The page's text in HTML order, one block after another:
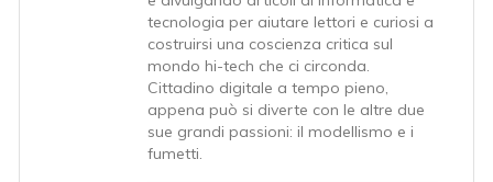
tecnologia per aiutare lettori e curiosi a
costruirsi una coscienza critica sul
mondo hi-tech che ci circonda.
Cittadino digitale a tempo pieno,
appena può si diverte con le altre due
sue grandi passioni: il modellismo e i
fumetti.